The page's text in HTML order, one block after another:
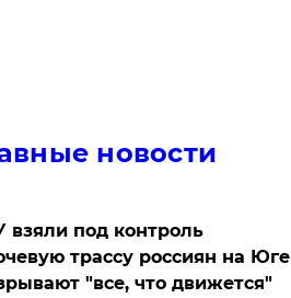
новости
взяли под контроль
трассу россиян на Юге
"все, что движется"